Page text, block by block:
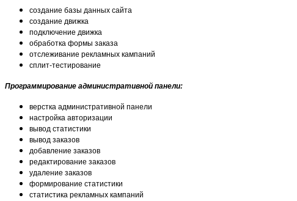
создание базы данных сайта
создание движка
подключение движка
обработка формы заказа
отслеживание рекламных кампаний
сплит-тестирование
Программирование административной панели:
верстка административной панели
настройка авторизации
вывод статистики
вывод заказов
добавление заказов
редактирование заказов
удаление заказов
формирование статистики
статистика рекламных кампаний